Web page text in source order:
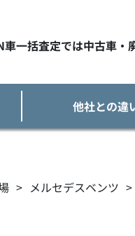
車一括査定では中古車・
他社との違
> メルセデスベンツ >